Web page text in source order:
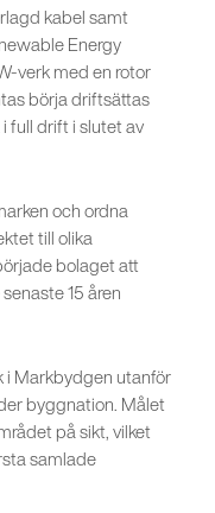
kabel samt
Energy
verk med en rotor
börja driftsättas
i full drift i slutet av
och ordna
till olika
bolaget att
15 åren
i Markbydgen utanför
byggnation. Målet
på sikt, vilket
samlade